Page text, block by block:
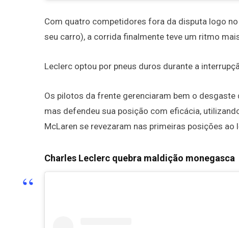
Com quatro competidores fora da disputa logo
seu carro), a corrida finalmente teve um ritmo
Leclerc optou por pneus duros durante a
Os pilotos da frente gerenciaram bem o
mas defendeu sua posição com eficácia,
McLaren se revezaram nas primeiras posições ao
Charles Leclerc quebra maldição monegasca